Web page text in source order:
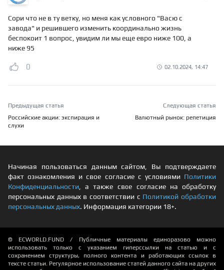
Сори что не в ту ветку, но меня как условного "Васю с
завода" и решившего изменить координально жизнь
беспокоит 1 вопрос, увидим ли мы еще евро ниже 100, а
ниже 95
0 02.10.2024, 14:47
Предыдущая статья
Российские акции: экспирация и
слухи
Следующая статья
Валютный рынок: репетиция
Начиная пользоваться данным сайтом, Вы подтверждаете
факт ознакомления и свое согласие с условиями Политики
Конфиденциальности , а также свое согласие на обработку
персональных данных в соответствии с Политикой обработки
персональных данных. Информация категории 18+.
© ECWORLD.FUND / Публичные материалы единоразово можно
использовать только с указанием гиперссылки на статью и с
сохранением структуры, полного контента и работающих ссылок в
тексте статьи. Регулярное использование статей данного сайта на других